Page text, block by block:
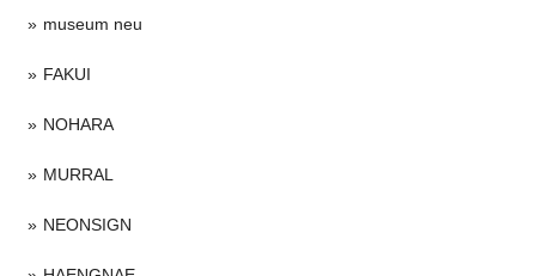
museum neu
FAKUI
NOHARA
MURRAL
NEONSIGN